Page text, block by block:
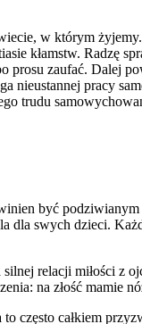
w którym
kłamstw. Radzę
zaufać. Dalej
nieustannej pracy
trudu
być
dla swych dzieci.
relacji miłości z
na złość mamie
często całkiem